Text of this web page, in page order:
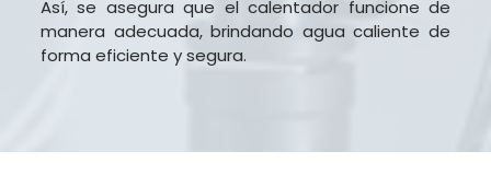
Así, se asegura que el calentador funcione de
manera adecuada, brindando agua caliente de
forma eficiente y segura.